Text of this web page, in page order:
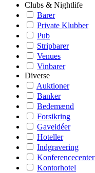
Clubs & Nightlife
Barer
Private Klubber
Pub
Stripbarer
Venues
Vinbarer
Diverse
Auktioner
Banker
Bedemænd
Forsikring
Gaveidéer
Hoteller
Indgravering
Konferencecenter
Kontorhotel